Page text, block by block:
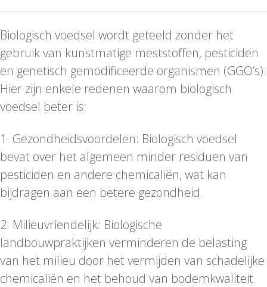
Biologisch voedsel wordt geteeld zonder het
gebruik van kunstmatige meststoffen, pesticiden
en genetisch gemodificeerde organismen (GGO’s).
Hier zijn enkele redenen waarom biologisch
voedsel beter is:
1. Gezondheidsvoordelen: Biologisch voedsel
bevat over het algemeen minder residuen van
pesticiden en andere chemicaliën, wat kan
bijdragen aan een betere gezondheid.
2. Milieuvriendelijk: Biologische
landbouwpraktijken verminderen de belasting
van het milieu door het vermijden van schadelijke
chemicaliën en het behoud van bodemkwaliteit.